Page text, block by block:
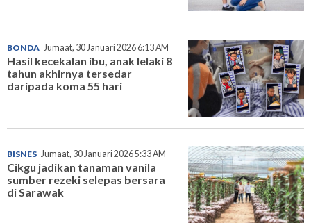
BONDA Jumaat, 30 Januari 2026 6:13 AM
Hasil kecekalan ibu, anak lelaki 8
tahun akhirnya tersedar
daripada koma 55 hari
BISNES Jumaat, 30 Januari 2026 5:33 AM
Cikgu jadikan tanaman vanila
sumber rezeki selepas bersara
di Sarawak